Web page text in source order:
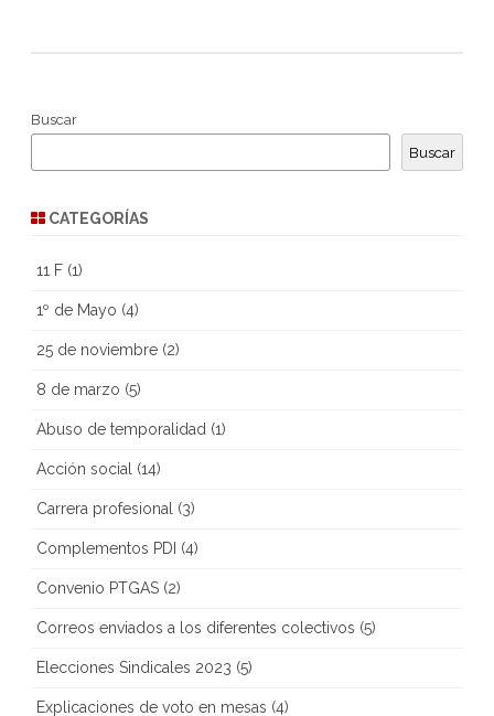
Buscar
Buscar
CATEGORÍAS
11 F (1)
1º de Mayo (4)
25 de noviembre (2)
8 de marzo (5)
Abuso de temporalidad (1)
Acción social (14)
Carrera profesional (3)
Complementos PDI (4)
Convenio PTGAS (2)
Correos enviados a los diferentes colectivos (5)
Elecciones Sindicales 2023 (5)
Explicaciones de voto en mesas (4)